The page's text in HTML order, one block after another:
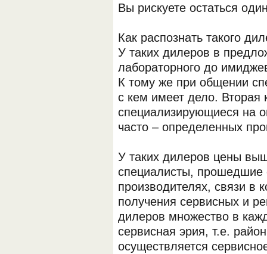
Вы рискуете остаться
Как распознать такого
У таких дилеров в
лабораторного до
К тому же при общении
с кем имеет дело. Вторая
специализирующиеся на
часто – определенных
У таких дилеров цены
специалисты, прошедшие
производителях, связи в
получения сервисных и
дилеров множество в
сервисная эрия, т.е.
осуществляется